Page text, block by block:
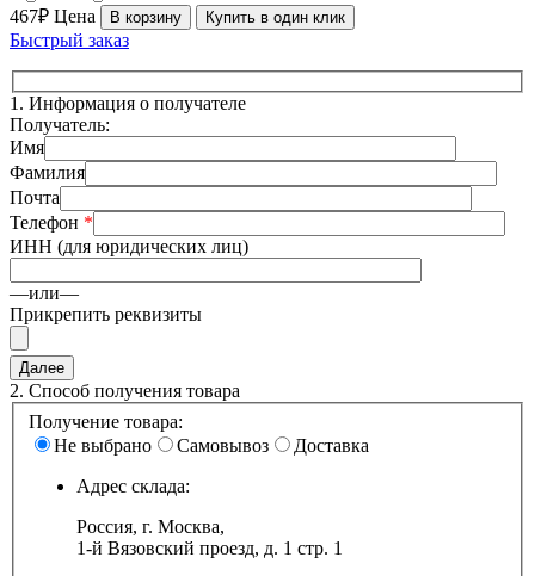
467₽ Цена В корзину Купить в один клик
Быстрый заказ
1. Информация о получателе
Получатель:
Имя
Фамилия
Почта
Телефон *
ИНН (для юридических лиц)
—или—
Прикрепить реквизиты
2. Способ получения товара
Получение товара:
Не выбрано
Самовывоз
Доставка
Адрес склада:
Россия, г. Москва,
1-й Вязовский проезд, д. 1 стр. 1